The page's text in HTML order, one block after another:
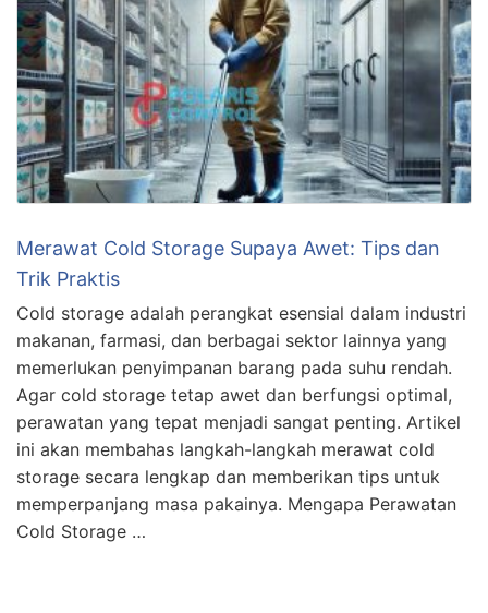
Merawat Cold Storage Supaya Awet: Tips dan
Trik Praktis
Cold storage adalah perangkat esensial dalam industri
makanan, farmasi, dan berbagai sektor lainnya yang
memerlukan penyimpanan barang pada suhu rendah.
Agar cold storage tetap awet dan berfungsi optimal,
perawatan yang tepat menjadi sangat penting. Artikel
ini akan membahas langkah-langkah merawat cold
storage secara lengkap dan memberikan tips untuk
memperpanjang masa pakainya. Mengapa Perawatan
Cold Storage …